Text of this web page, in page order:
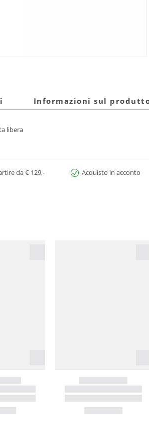
Informazioni sul
libera
da € 129,- Acquisto in acconto